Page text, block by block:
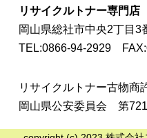
リサイクルトナー専門店
岡山県総社市中央2丁目3
TEL:0866-94-2929
リサイクルトナー古物商
岡山県公安委員会 第